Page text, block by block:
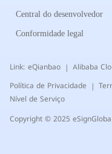
Central do desenvolvedor
Conformidade legal
Link: eQianbao Alibaba
Política de Privacidade |
Nível de Serviço
Copyright © 2025